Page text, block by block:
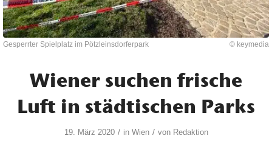
Gesperrter Spielplatz im Pötzleinsdorferpark © keymedia
Wiener suchen frische
Luft in städtischen Parks
19. März 2020 / in Wien / von Redaktion